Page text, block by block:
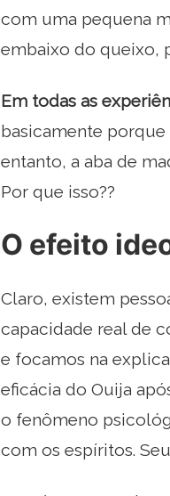
com uma pequena
embaixo do queixo,
Em todas as
basicamente
entanto, a aba de
Por que isso??
O efeito
Claro, existem
capacidade real de
e focamos na
eficácia do Ouija
o fenômeno
com os espíritos.